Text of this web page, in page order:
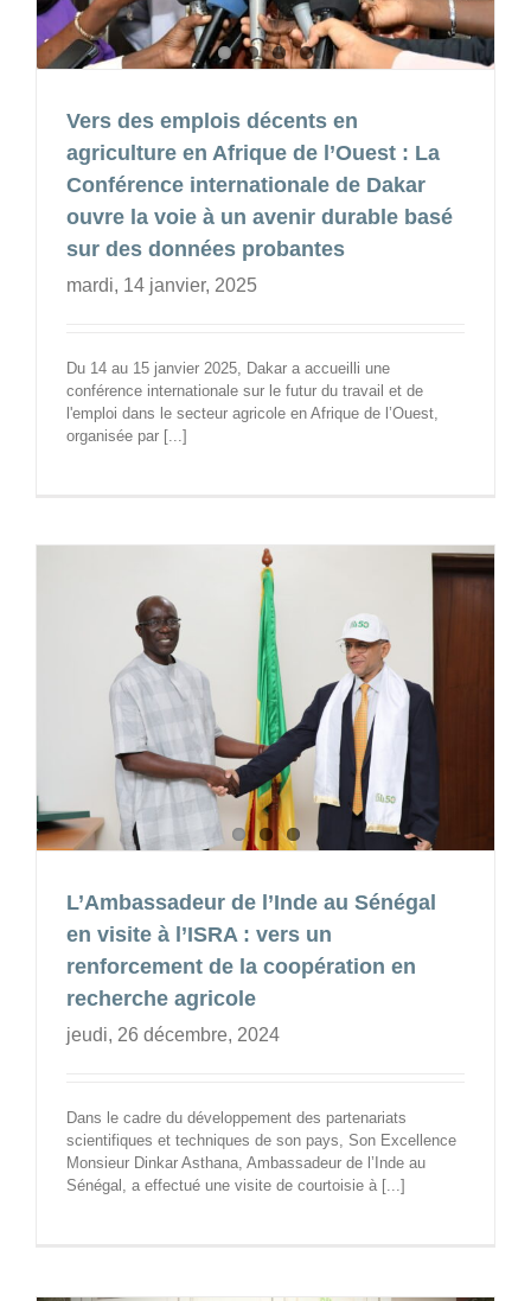
Vers des emplois décents en
agriculture en Afrique de l’Ouest : La
Conférence internationale de Dakar
ouvre la voie à un avenir durable basé
sur des données probantes
mardi, 14 janvier, 2025
Du 14 au 15 janvier 2025, Dakar a accueilli une
conférence internationale sur le futur du travail et de
l'emploi dans le secteur agricole en Afrique de l’Ouest,
organisée par [...]
L’Ambassadeur de l’Inde au Sénégal
en visite à l’ISRA : vers un
renforcement de la coopération en
recherche agricole
jeudi, 26 décembre, 2024
Dans le cadre du développement des partenariats
scientifiques et techniques de son pays, Son Excellence
Monsieur Dinkar Asthana, Ambassadeur de l’Inde au
Sénégal, a effectué une visite de courtoisie à [...]